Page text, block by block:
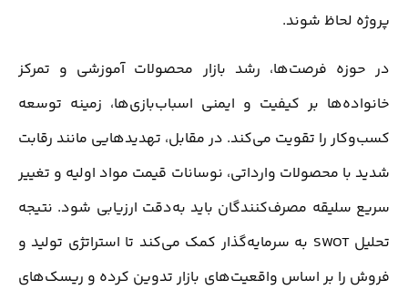
پروژه لحاظ شوند.
در حوزه فرصت‌ها، رشد بازار محصولات آموزشی و تمرکز
خانواده‌ها بر کیفیت و ایمنی اسباب‌بازی‌ها، زمینه توسعه
کسب‌وکار را تقویت می‌کند. در مقابل، تهدیدهایی مانند رقابت
شدید با محصولات وارداتی، نوسانات قیمت مواد اولیه و تغییر
سریع سلیقه مصرف‌کنندگان باید به‌دقت ارزیابی شود. نتیجه
تحلیل SWOT به سرمایه‌گذار کمک می‌کند تا استراتژی تولید و
فروش را بر اساس واقعیت‌های بازار تدوین کرده و ریسک‌های